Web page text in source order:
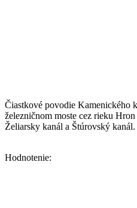
Čiastkové povodie Kamenického
železničnom moste cez rieku
Želiarsky kanál a Štúrovský
Hodnotenie: